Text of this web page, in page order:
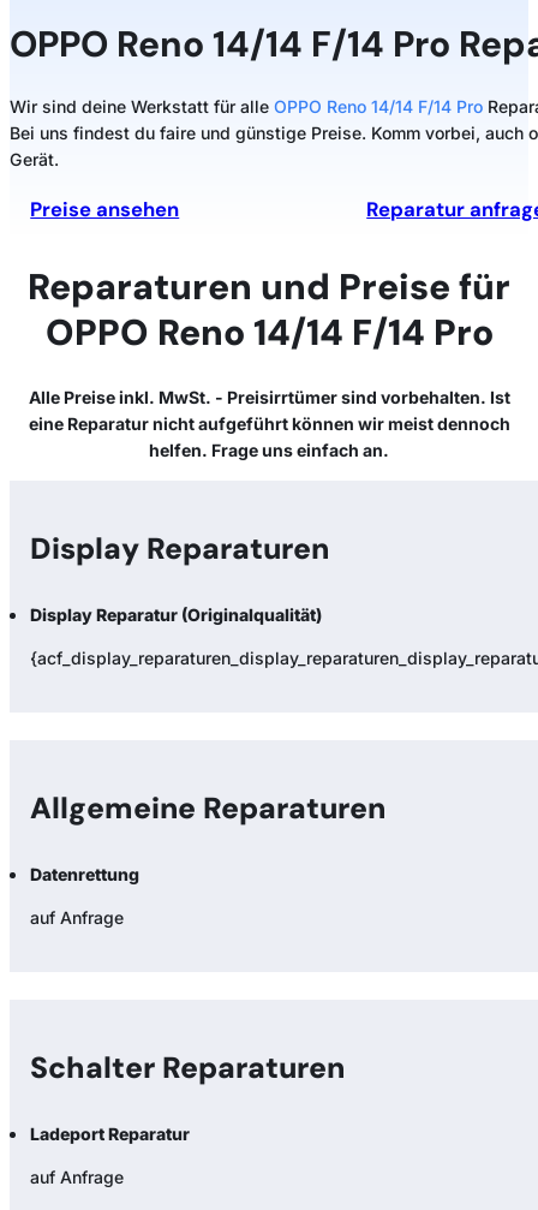
OPPO Reno 14/14 F/14 Pro
Wir sind deine Werkstatt für alle OPPO Reno 14/14 F/14 Pro
Bei uns findest du faire und günstige Preise. Komm vorbei, auch
Gerät.
Preise ansehen Reparatur
Reparaturen und Preise für
OPPO Reno 14/14 F/14 Pro
Alle Preise inkl. MwSt. - Preisirrtümer sind vorbehalten. Ist
eine Reparatur nicht aufgeführt können wir meist dennoch
helfen. Frage uns einfach an.
Display Reparaturen
Display Reparatur (Originalqualität)
Allgemeine Reparaturen
Datenrettung
auf Anfrage
Schalter Reparaturen
Ladeport Reparatur
auf Anfrage